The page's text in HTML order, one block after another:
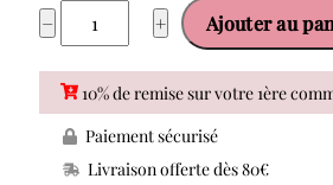
−
quantité
de
LISE
CHARMEL
SUBLIME
ORGANZA
+ Ajouter au
10% de remise sur votre 1ère
Paiement sécurisé
Livraison offerte dès 80€